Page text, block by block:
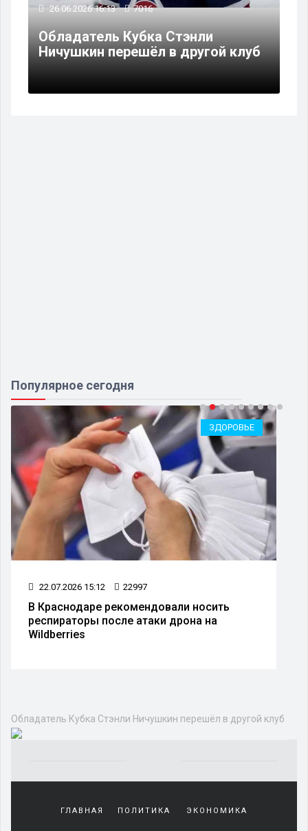
26.06.2026 16:13 7016
Обладатель Кубка Стэнли
Ничушкин перешёл в другой клуб
Популярное сегодня
ЗДОРОВЬЕ
22.07.2026 15:12 22997
В Краснодаре рекомендовали носить
респираторы после атаки дрона на
Wildberries
Спорт
перешёл в другой клуб